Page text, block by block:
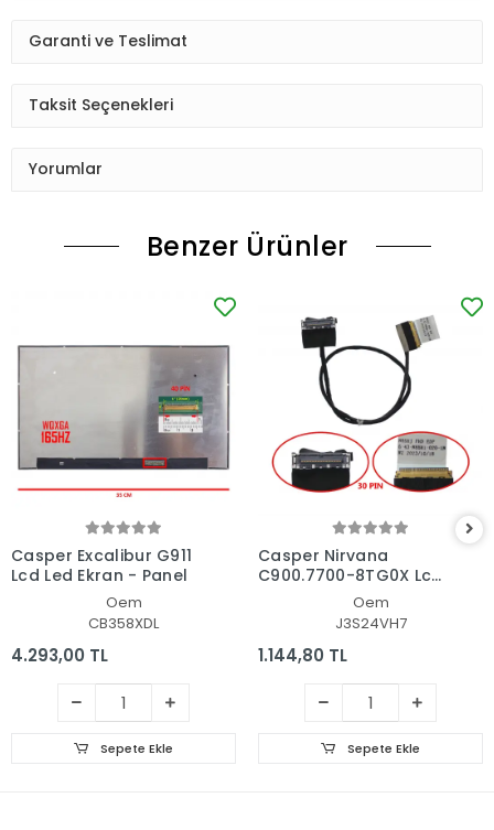
Garanti ve Teslimat
Taksit Seçenekleri
Yorumlar
Benzer Ürünler
Casper Excalibur G911
Lcd Led Ekran - Panel
Oem
CB358XDL
4.293,00 TL
Sepete Ekle
Casper Nirvana
C900.7700-8TG0X Lcd
- Ekran Data Flex
Oem
J3S24VH7
1.144,80 TL
Sepete Ekle